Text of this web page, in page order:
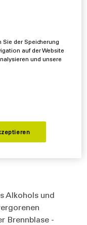
aus dem
ist im Bereich der
und bietet
Alkohols und
Brennblase -
Sie der Speicherung
auf der Website
und unsere